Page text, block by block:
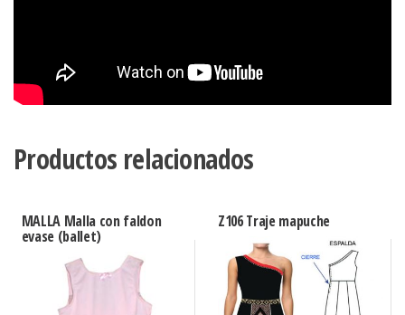
Productos relacionados
MALLA Malla con faldon
evase (ballet)
Z106 Traje mapuche